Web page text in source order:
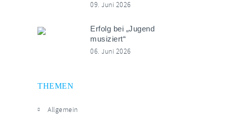
09. Juni 2026
Erfolg bei „Jugend
musiziert“
06. Juni 2026
THEMEN
Allgemein